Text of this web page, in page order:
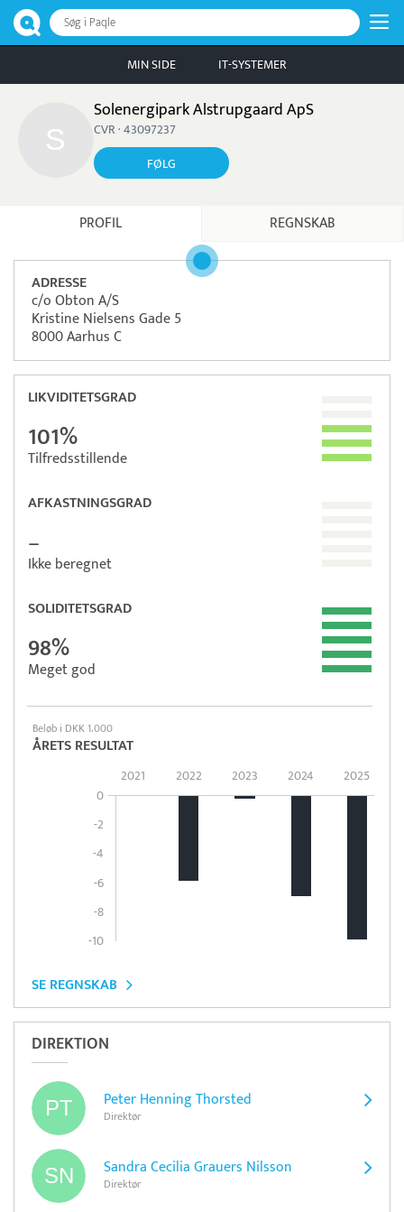
Søg i Paqle
MIN SIDE IT-SYSTEMER
Solenergipark Alstrupgaard ApS
CVR · 43097237
FØLG
PROFIL REGNSKAB
ADRESSE
c/o Obton A/S
Kristine Nielsens Gade 5
8000 Aarhus C
LIKVIDITETSGRAD
101%
Tilfredsstillende
AFKASTNINGSGRAD
–
Ikke beregnet
SOLIDITETSGRAD
98%
Meget god
Beløb i DKK 1.000
ÅRETS RESULTAT
0
-2
-4
-6
-8
-10
2021 2022 2023 2024 2025
SE REGNSKAB
DIREKTION
Peter Henning Thorsted
Direktør
Sandra Cecilia Grauers Nilsson
Direktør